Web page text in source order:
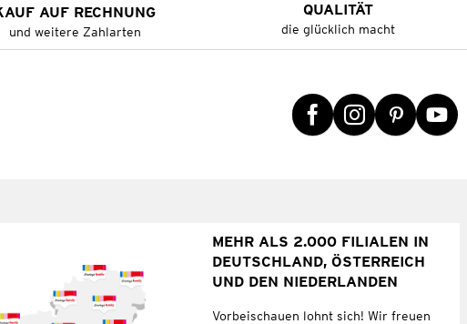
AUF RECHNUNG
und weitere Zahlarten
QUALITÄT
die glücklich macht
MEHR ALS 2.000 FILIALEN IN
DEUTSCHLAND, ÖSTERREICH
UND DEN NIEDERLANDEN
Vorbeischauen lohnt sich! Wir freuen